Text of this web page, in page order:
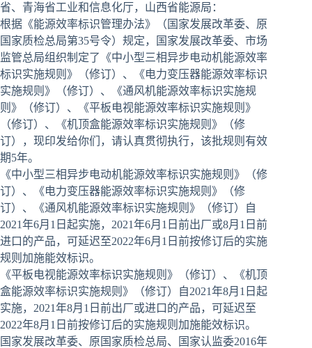
省、青海省工业和信息化厅，山西省能源局：
根据《能源效率标识管理办法》（国家发展改革委、原
国家质检总局第35号令）规定，国家发展改革委、市场
监管总局组织制定了《中小型三相异步电动机能源效率
标识实施规则》（修订）、《电力变压器能源效率标识
实施规则》（修订）、《通风机能源效率标识实施规
则》（修订）、《平板电视能源效率标识实施规则》
（修订）、《机顶盒能源效率标识实施规则》（修
订），现印发给你们，请认真贯彻执行，该批规则有效
期5年。
《中小型三相异步电动机能源效率标识实施规则》（修
订）、《电力变压器能源效率标识实施规则》（修
订）、《通风机能源效率标识实施规则》（修订）自
2021年6月1日起实施，2021年6月1日前出厂或8月1日前
进口的产品，可延迟至2022年6月1日前按修订后的实施
规则加施能效标识。
《平板电视能源效率标识实施规则》（修订）、《机顶
盒能源效率标识实施规则》（修订）自2021年8月1日起
实施，2021年8月1日前出厂或进口的产品，可延迟至
2022年8月1日前按修订后的实施规则加施能效标识。
国家发展改革委、原国家质检总局、国家认监委2016年